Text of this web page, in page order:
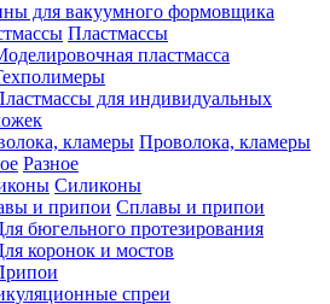
для вакуумного формовщика
Пластмассы
пластмасса
для индивидуальных
Проволока, кламеры
Разное
Силиконы
Сплавы и припои
бюгельного протезирования
коронок и мостов